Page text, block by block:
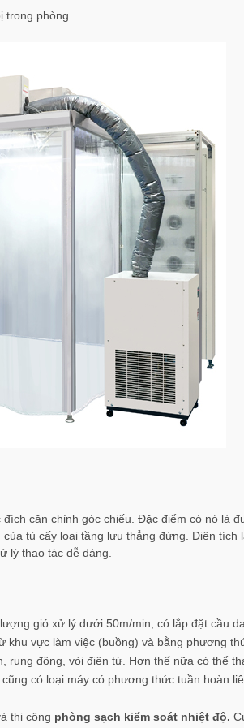
trong phòng
căn chỉnh góc chiếu. Đặc điểm có nó là
tủ cấy loại tầng lưu thẳng đứng. Diện tích
lý thao tác dễ dàng.
gió xử lý dưới 50m/min, có lắp đặt cầu
vực làm việc (buồng) và bằng phương
động, vòi điện từ. Hơn thế nữa có thể
có loại máy có phương thức tuần hoàn
thi công phòng sạch kiểm soát nhiệt độ.